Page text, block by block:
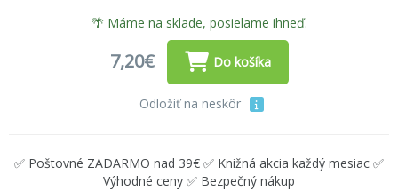
🌴 Máme na sklade, posielame ihneď.
7,20€ Do košíka
Odložiť na neskôr
✅ Poštovné ZADARMO nad 39€ ✅ Knižná akcia každý mesiac ✅
Výhodné ceny ✅ Bezpečný nákup